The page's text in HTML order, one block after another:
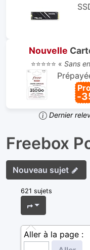
Nouvelle
⭐⭐⭐⭐⭐ « Sans
-
Dernier
Freebox
Nouveau sujet
621 sujets
Page
Aller à la page :